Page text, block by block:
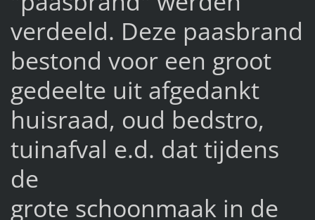
verdeeld. Deze paasbrand
bestond voor een groot
gedeelte uit afgedankt
huisraad, oud bedstro,
tuinafval e.d. dat tijdens
de
grote schoonmaak in de